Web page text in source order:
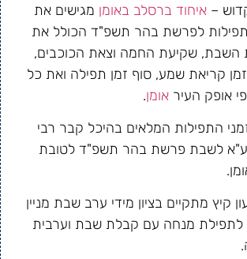
– איחוד ברסלב באומן מגישים את
לפרשת בהר תשפ"ד הכולל את
השבת, שקיעת החמה וצאת הכוכבים,
קריאת שמע, סוף זמן תפילה ואת כל
אופק העיר אומן.
התפילות המלאים בהיכל קבר רבי
לשבת פרשת בהר תשפ"ד לטובת
קיץ מתקיים בציון מידי ערב שבת מניין
מנחה עם קבלת שבת וערבית